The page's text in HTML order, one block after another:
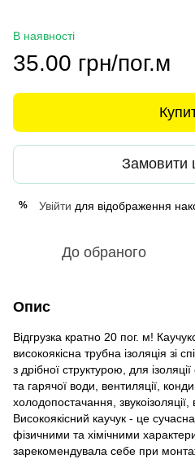
В наявності
35.00 грн/пог.м
Замовити
% Увійти для відображення
До обраного
Опис
Відгрузка кратно 20 пог. м!
високоякісна трубна ізоляція зі
з дрібної структурою, для
та гарячої води, вентиляції,
холодопостачання,
Високоякісний каучук - це
фізичними та хімічними
зарекомендувала себе при